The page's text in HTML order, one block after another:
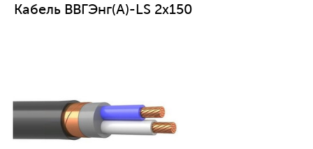
Кабель ВВГЭнг(A)-LS 2x150